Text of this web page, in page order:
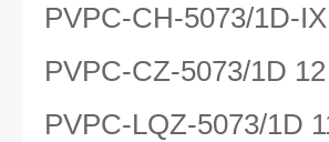
PVPC-CH-5073/1D-
PVPC-CZ-5073/1D 12
PVPC-LQZ-5073/1D